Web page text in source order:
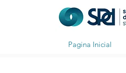
Pagina Inicial